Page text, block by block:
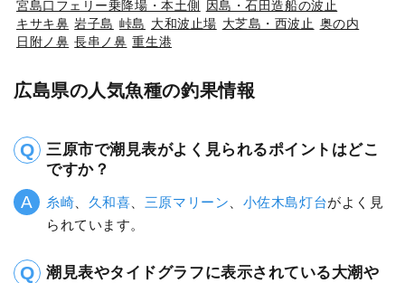
宮島口フェリー乗降場・本土側 因島・石田造船の波止
キサキ鼻 岩子島 峠島 大和波止場 大芝島・西波止 奥の内
日附ノ鼻 長串ノ鼻 重生港
広島県の人気魚種の釣果情報
三原市で潮見表がよく見られるポイントはどこ
ですか？
糸崎 久和喜 三原マリーン 小佐木島灯台がよく見
られています。
潮見表やタイドグラフに表示されている大潮や